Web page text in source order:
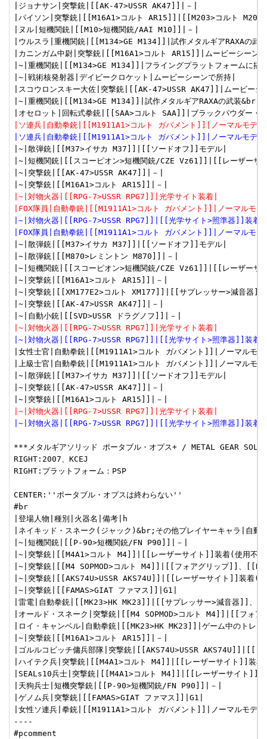
|ジョナサン|突撃銃|[[AK-47>USSR AK47]]|－|
|パイソン|突撃銃|[[M16A1>コルト AR15]]|[[M203>コルト
|ヌル|短機関銃|[[M10>短機関銃/AAI M10]]|－|
|ウルスラ|重機関銃|[[M134>GE M134]]|試作メタルギアRAXAの
|カニンガム中尉|突撃銃|[[M16A1>コルト AR15]]|ムービーシーン
|~|重機関銃|[[M134>GE M134]]|フライングプラットフォームに搭
|~|戦術核発射器|デイビークロケット|ムービーシーンで所持|
|スコウロンスキー大佐|突撃銃|[[AK-47>USSR AK47]]|ムービーシ
|~|重機関銃|[[M134>GE M134]]|試作メタルギアRAXAの武装&br;
|ソ連兵|自動拳銃|[[M1911A1>コルト ガバメント]]|ノーマルモデ
|ソ連兵|自動拳銃|[[M1911A1>コルト ガバメント]]|ノーマルモデ
|~|散弾銃|[[M37>イサカ M37]]|[[ソードオフ]]モデル|
|~|短機関銃|[[スコーピオン>短機関銃/CZE Vz61]]|[[レーザーサ
|~|突撃銃|[[AK-47>USSR AK47]]|－|
|~|対物火器|[[RPG-7>USSR RPG7]]|光学サイト装着|
|FOX隊員|自動拳銃|[[M1911A1>コルト ガバメント]]|ノーマルモ
|~|対物火器|[[RPG-7>USSR RPG7]]|[[光学サイト>照準器]]装着|
|FOX隊員|自動拳銃|[[M1911A1>コルト ガバメント]]|ノーマルモ
|~|散弾銃|[[M37>イサカ M37]]|[[ソードオフ]]モデル|
|~|散弾銃|[[M870>レミントン M870]]|－|
|~|短機関銃|[[スコーピオン>短機関銃/CZE Vz61]]|[[レーザーサ
|~|突撃銃|[[M16A1>コルト AR15]]|－|
|~|突撃銃|[[XM177E2>コルト XM177]]|[[サプレッサー>減音器]]
|~|突撃銃|[[AK-47>USSR AK47]]|－|
|~|対物火器|[[RPG-7>USSR RPG7]]|光学サイト装着|
|~|対物火器|[[RPG-7>USSR RPG7]]|[[光学サイト>照準器]]装着|
|女性士官|自動拳銃|[[M1911A1>コルト ガバメント]]|ノーマルモ
|上級士官|自動拳銃|[[M1911A1>コルト ガバメント]]|ノーマルモ
|~|散弾銃|[[M37>イサカ M37]]|[[ソードオフ]]モデル|
|~|突撃銃|[[AK-47>USSR AK47]]|－|
|~|対物火器|[[RPG-7>USSR RPG7]]|光学サイト装着|
|~|対物火器|[[RPG-7>USSR RPG7]]|[[光学サイト>照準器]]装着|
***メタルギアソリッド ポータブル・オプス+ / METAL GEAR
RIGHT:2007、KCEJ
RIGHT:プラットフォーム：PSP
CENTER:''ポータブル・オプスは終わらない''
#br
|登場人物|種別|火器名|備考|h
|ネイキッド・スネーク(ジャック)&br;その他プレイヤーキャラ|
|~|短機関銃|[[P-90>短機関銃/FN P90]]|－|
|~|突撃銃|[[M4A1>コルト M4]]|[[レーザーサイト]]装着(使用不
|~|突撃銃|[[M4 SOPMOD>コルト M4]]|[[フォアグリップ]]、
|~|突撃銃|[[AKS74U>USSR AKS74U]]|[[レーザーサイト]]装着(
|~|突撃銃|[[FAMAS>GIAT ファマス]]|G1|
|雷電|自動拳銃|[[MK23>HK MK23]]|[[サプレッサー>減音器]]、[[
|オールド・スネーク|突撃銃|[[M4 SOPMOD>コルト M4]]|[[フォ
|ロイ・キャンベル|自動拳銃|[[MK23>HK MK23]]|ゲーム中のト
|~|突撃銃|[[M16A1>コルト AR15]]|－|
|ゴルルコビッチ傭兵部隊|突撃銃|[[AKS74U>USSR AKS74U]]|[[
|ハイテク兵|突撃銃|[[M4A1>コルト M4]]|[[レーザーサイト]]装
|SEALs10兵士|突撃銃|[[M4A1>コルト M4]]|[[レーザーサイト]]
|天狗兵士|短機突撃銃|[[P-90>短機関銃/FN P90]]|－|
|ゲノム兵|突撃銃|[[FAMAS>GIAT ファマス]]|G1|
|女性ソ連兵|拳銃|[[M1911A1>コルト ガバメント]]|ノーマルモデ
----